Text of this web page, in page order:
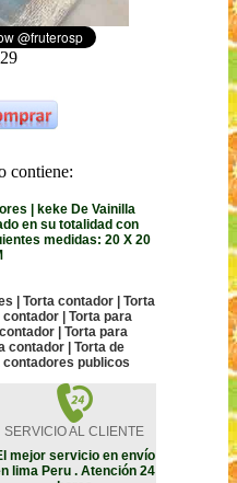
contiene:
| keke De Vainilla
en su totalidad con
medidas: 20 X 20
| Torta contador | Torta
| Torta para
| Torta para
contador | Torta de
publicos
SERVICIO AL CLIENTE
mejor servicio en envío
lima Peru . Atención 24